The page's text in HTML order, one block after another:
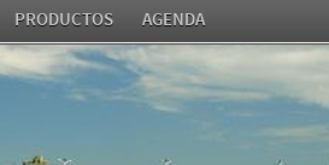
PRODUCTOS AGENDA